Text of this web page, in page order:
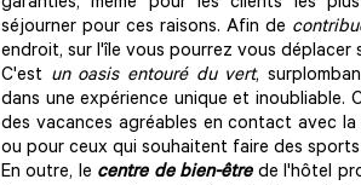
séjourner pour ces raisons. Afin de
endroit, sur l'île vous pourrez vous
C'est un oasis entouré du vert,
dans une expérience unique et inoubliable.
des vacances agréables en contact avec
ou pour ceux qui souhaitent faire des
En outre, le centre de bien-êtrede l'hôtel